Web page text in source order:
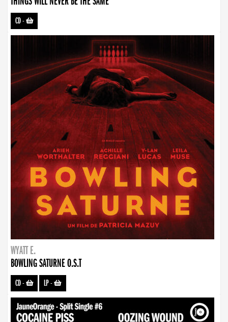
CD-
WYATT E.
BOWLING SATURNE O.S.T
CD- LP-